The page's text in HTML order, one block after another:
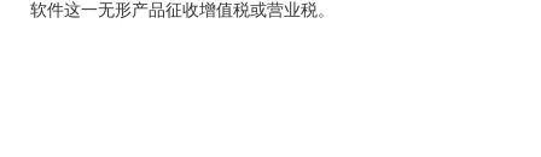
软件这一无形产品征收增值税或营业税。